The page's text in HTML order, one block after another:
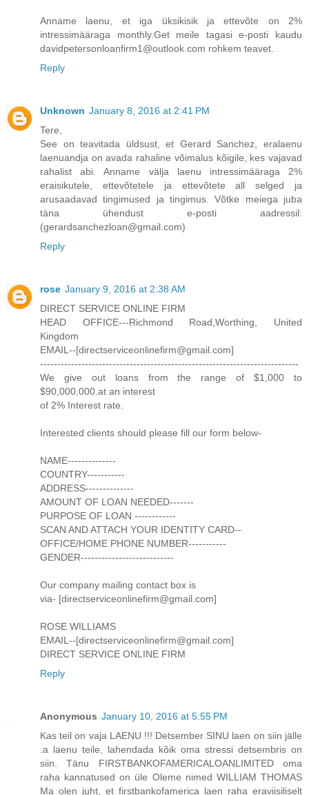
Anname laenu, et iga üksikisik ja ettevõte on 2%
intressimääraga monthly.Get meile tagasi e-posti kaudu
davidpetersonloanfirm1@outlook.com rohkem teavet.
Reply
Unknown January 8, 2016 at 2:41 PM
Tere,
See on teavitada üldsust, et Gerard Sanchez, eralaenu
laenuandja on avada rahaline võimalus kõigile, kes vajavad
rahalist abi. Anname välja laenu intressimääraga 2%
eraisikutele, ettevõtetele ja ettevõtete all selged ja
arusaadavad tingimused ja tingimus. Võtke meiega juba
täna ühendust e-posti aadressil:
(gerardsanchezloan@gmail.com)
Reply
rose January 9, 2016 at 2:38 AM
DIRECT SERVICE ONLINE FIRM
HEAD OFFICE---Richmond Road,Worthing, United
Kingdom
EMAIL--[directserviceonlinefirm@gmail.com]
---------------------------------------------------------------------------
We give out loans from the range of $1,000 to
$90,000,000.at an interest
of 2% Interest rate.
Interested clients should please fill our form below-
NAME--------------
COUNTRY-----------
ADDRESS--------------
AMOUNT OF LOAN NEEDED-------
PURPOSE OF LOAN ------------
SCAN AND ATTACH YOUR IDENTITY CARD--
OFFICE/HOME PHONE NUMBER-----------
GENDER---------------------------
Our company mailing contact box is
via- [directserviceonlinefirm@gmail.com]
ROSE WILLIAMS
EMAIL--[directserviceonlinefirm@gmail.com]
DIRECT SERVICE ONLINE FIRM
Reply
Anonymous January 10, 2016 at 5:55 PM
Kas teil on vaja LAENU !!! Detsember SINU laen on siin jälle
.a laenu teile, lahendada kõik oma stressi detsembris on
siin. Tänu FIRSTBANKOFAMERICALOANLIMITED oma
raha kannatused on üle Oleme nimed WILLIAM THOMAS
Ma olen juht, et firstbankofamerica laen raha eraviisiliselt